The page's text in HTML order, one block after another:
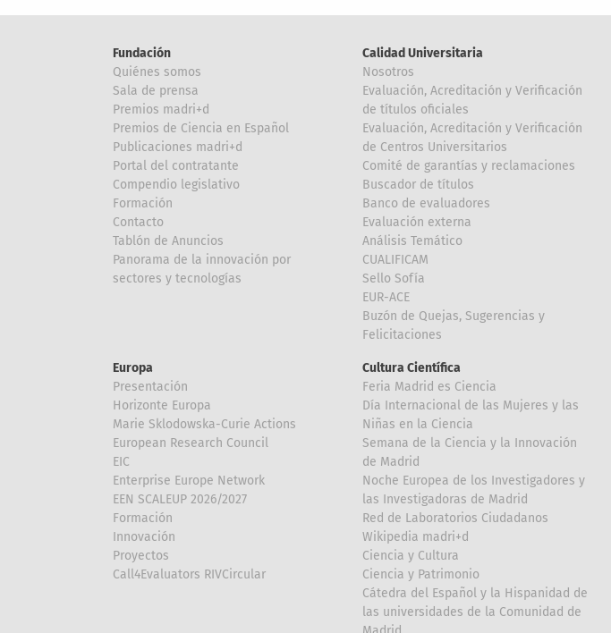
Fundación
Quiénes somos
Sala de prensa
Premios madri+d
Premios de Ciencia en Español
Publicaciones madri+d
Portal del contratante
Compendio legislativo
Formación
Contacto
Tablón de Anuncios
Panorama de la innovación por
sectores y tecnologías
Calidad Universitaria
Nosotros
Evaluación, Acreditación y Verificación
de títulos oficiales
Evaluación, Acreditación y Verificación
de Centros Universitarios
Comité de garantías y reclamaciones
Buscador de títulos
Banco de evaluadores
Evaluación externa
Análisis Temático
CUALIFICAM
Sello Sofía
EUR-ACE
Buzón de Quejas, Sugerencias y
Felicitaciones
Europa
Presentación
Horizonte Europa
Marie Sklodowska-Curie Actions
European Research Council
EIC
Enterprise Europe Network
EEN SCALEUP 2026/2027
Formación
Innovación
Proyectos
Call4Evaluators RIVCircular
Cultura Científica
Feria Madrid es Ciencia
Día Internacional de las Mujeres y las
Niñas en la Ciencia
Semana de la Ciencia y la Innovación
de Madrid
Noche Europea de los Investigadores y
las Investigadoras de Madrid
Red de Laboratorios Ciudadanos
Wikipedia madri+d
Ciencia y Cultura
Ciencia y Patrimonio
Cátedra del Español y la Hispanidad de
las universidades de la Comunidad de